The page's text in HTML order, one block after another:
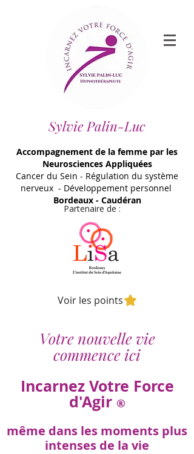
Sylvie Palin-Luc
Accompagnement de la femme par les
Neurosciences Appliquées
Cancer du Sein - Régulation du système
nerveux - Développement personnel
Bordeaux - Caudéran
Partenaire de :
Voir les points
Votre nouvelle vie
commence ici
Incarnez Votre Force
d'Agir ®
même dans les moments plus
intenses de la vie